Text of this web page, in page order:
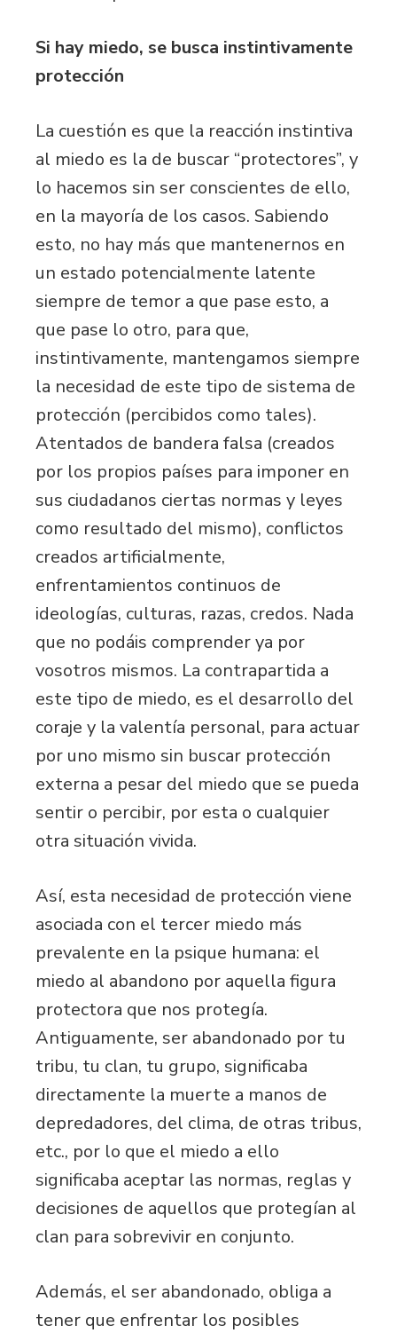
Si hay miedo, se busca instintivamente
protección
La cuestión es que la reacción instintiva
al miedo es la de buscar “protectores”, y
lo hacemos sin ser conscientes de ello,
en la mayoría de los casos. Sabiendo
esto, no hay más que mantenernos en
un estado potencialmente latente
siempre de temor a que pase esto, a
que pase lo otro, para que,
instintivamente, mantengamos siempre
la necesidad de este tipo de sistema de
protección (percibidos como tales).
Atentados de bandera falsa (creados
por los propios países para imponer en
sus ciudadanos ciertas normas y leyes
como resultado del mismo), conflictos
creados artificialmente,
enfrentamientos continuos de
ideologías, culturas, razas, credos. Nada
que no podáis comprender ya por
vosotros mismos. La contrapartida a
este tipo de miedo, es el desarrollo del
coraje y la valentía personal, para actuar
por uno mismo sin buscar protección
externa a pesar del miedo que se pueda
sentir o percibir, por esta o cualquier
otra situación vivida.
Así, esta necesidad de protección viene
asociada con el tercer miedo más
prevalente en la psique humana: el
miedo al abandono por aquella figura
protectora que nos protegía.
Antiguamente, ser abandonado por tu
tribu, tu clan, tu grupo, significaba
directamente la muerte a manos de
depredadores, del clima, de otras tribus,
etc., por lo que el miedo a ello
significaba aceptar las normas, reglas y
decisiones de aquellos que protegían al
clan para sobrevivir en conjunto.
Además, el ser abandonado, obliga a
tener que enfrentar los posibles